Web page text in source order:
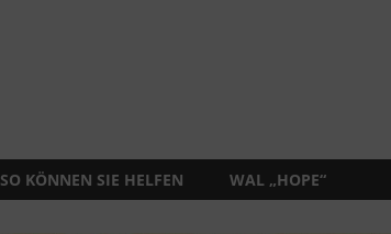
SO KÖNNEN SIE HELFEN WAL „HOPE“